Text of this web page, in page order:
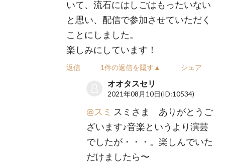
いて、流石にはしごはもったいない
と思い、配信で参加させていただく
ことにしました。
楽しみにしています！
返信 1件の返信を隠す▲ シェア
オオタスセリ
2021年08月10日(ID:10534)
@スミ スミさま ありがとうご
ざいます♪音楽というより演芸
でしたが・・・。楽しんでいた
だけましたら〜